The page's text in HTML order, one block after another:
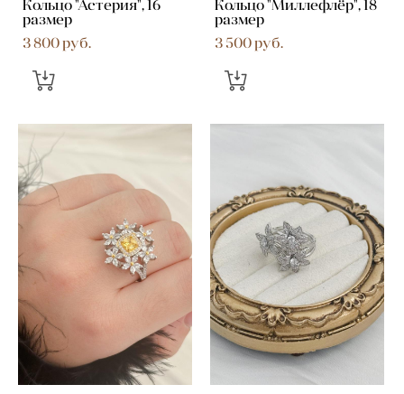
Кольцо "Астерия", 16
размер
3 800 pуб.
Кольцо "Миллефлёр", 18
размер
3 500 pуб.